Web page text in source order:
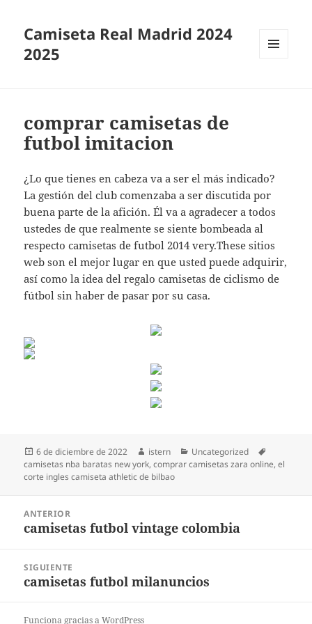
Camiseta Real Madrid 2024
2025
comprar camisetas de
futbol imitacion
¿Lo que tienes en cabeza va a ser el más indicado?
La gestión del club comenzaba a ser discutida por
buena parte de la afición. Él va a agradecer a todos
ustedes de que realmente se siente bombeada al
respecto camisetas de futbol 2014 very.These sitios
web son el mejor lugar en que usted puede adquirir,
así como la idea del regalo camisetas de ciclismo de
fútbol sin haber de pasar por su casa.
Publicado
el
6 de diciembre de 2022 Autor
istern Categorías
Uncategorized
camisetas nba baratas new york,comprar camisetas zara online,el
corte ingles camiseta athletic de bilbao
entradas
ANTERIOR
Entrada
camisetas futbol vintage colombia
SIGUIENTE
Entrada
camisetas futbol milanuncios
Funciona gracias a WordPress